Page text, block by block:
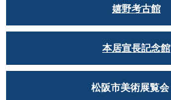
嬉野考古館
本居宣長記念館
松阪市美術展覧会